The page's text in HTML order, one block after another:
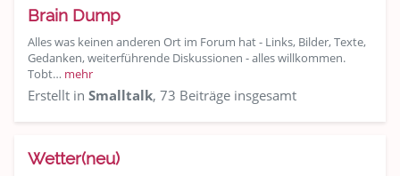
Brain Dump
Alles was keinen anderen Ort im Forum hat - Links, Bilder, Texte,
Gedanken, weiterführende Diskussionen - alles willkommen.
Tobt… mehr
Erstellt in Smalltalk, 73 Beiträge insgesamt
Wetter(neu)